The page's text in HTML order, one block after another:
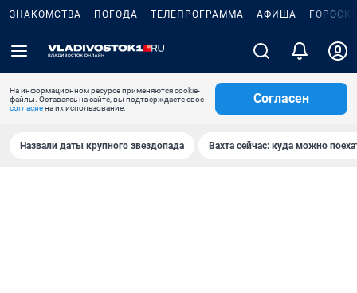
ЗНАКОМСТВА ПОГОДА ТЕЛЕПРОГРАММА АФИША
На информационном ресурсе применяются cookie-
файлы. Оставаясь на сайте, вы подтверждаете свое
согласиена их использование.
Согласен
Назвали даты крупного звездопада Вахта сейчас: куда можно